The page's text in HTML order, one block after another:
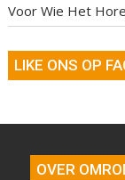
Voor Wie Het
LIKE ONS OP
OVER